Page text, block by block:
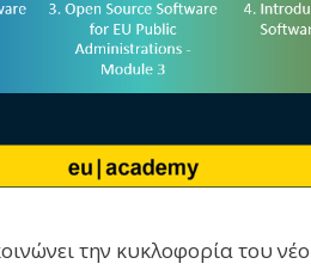
την κυκλοφορία του